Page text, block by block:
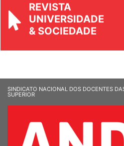
REVISTA
UNIVERSIDADE
& SOCIEDADE
SINDICATO NACIONAL DOS DOCENTES
SUPERIOR